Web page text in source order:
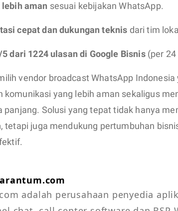
aman sesuai kebijakan WhatsApp.
cepat dan dukungan teknis dari tim
dari 1224 ulasan di Google Bisnis(per 24
vendor broadcast WhatsApp
komunikasi yang lebih aman sekaligus
panjang. Solusi yang tepat tidak hanya
tetapi juga mendukung pertumbuhan
adalah perusahaan penyedia